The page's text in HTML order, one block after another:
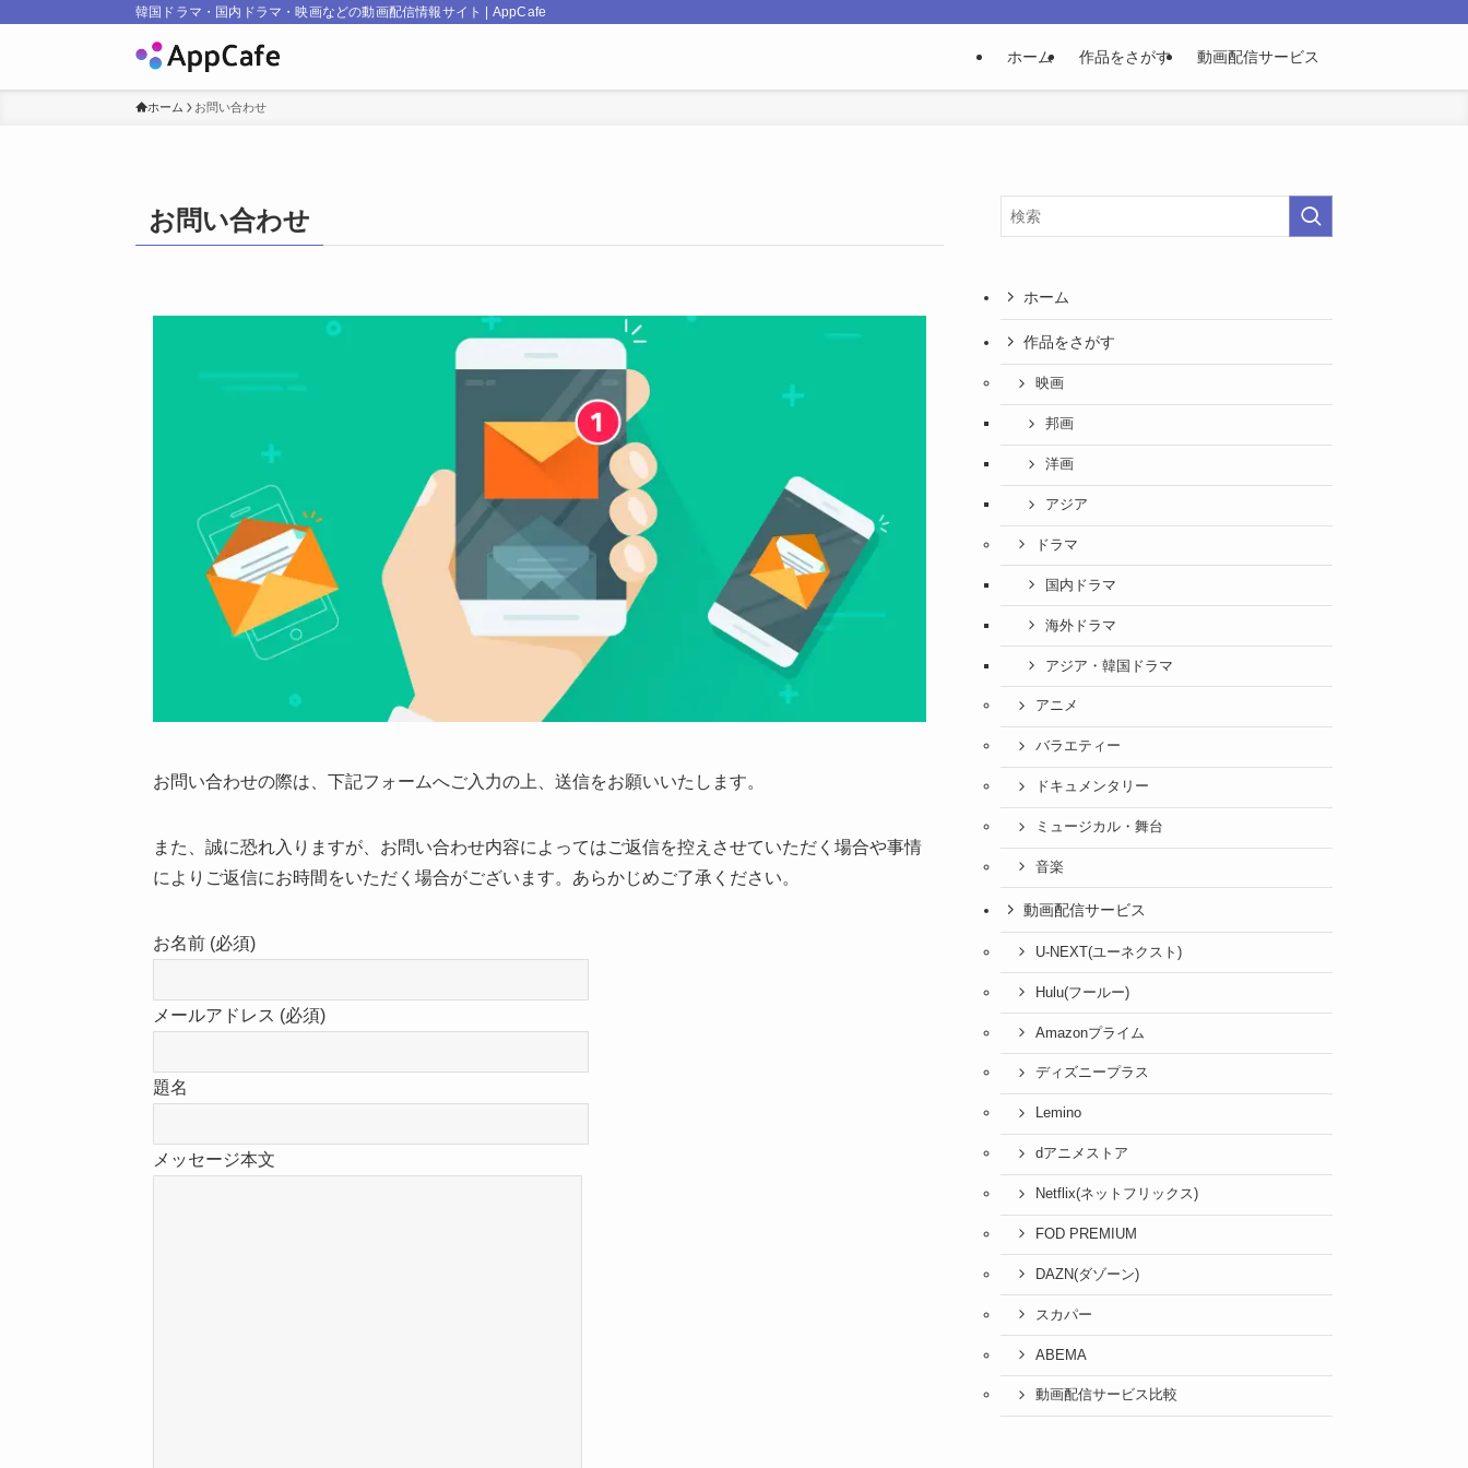
韓国ドラマ・国内ドラマ・映画などの動画配信情報サイト | AppCafe
ホーム 作品をさがす 動画配信サービス
ホーム お問い合わせ
お問い合わせ
お問い合わせの際は、下記フォームへご入力の上、送信をお願いいたします。
また、誠に恐れ入りますが、お問い合わせ内容によってはご返信を控えさせていただく場合や事情
によりご返信にお時間をいただく場合がございます。あらかじめご了承ください。
お名前 (必須)
メールアドレス (必須)
題名
メッセージ本文
ホーム
作品をさがす
映画
邦画
洋画
アジア
ドラマ
国内ドラマ
海外ドラマ
アジア・韓国ドラマ
アニメ
バラエティー
ドキュメンタリー
ミュージカル・舞台
音楽
動画配信サービス
U-NEXT(ユーネクスト)
Hulu(フールー)
Amazonプライム
ディズニープラス
Lemino
dアニメストア
Netflix(ネットフリックス)
FOD PREMIUM
DAZN(ダゾーン)
スカパー
ABEMA
動画配信サービス比較